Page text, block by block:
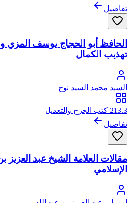
تفاصيل
الحافظ أبو الحجاج يوسف المزي
تهذيب الكمال
السيد محمد السيد نوح
213.3 كتب الجرح والتعديل
تفاصيل
مقالات العلامة الشيخ عبد
الإسلامي